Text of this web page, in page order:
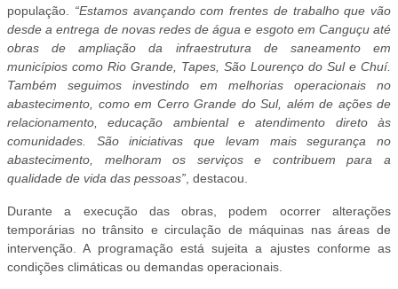
população. “Estamos avançando com frentes de trabalho que vão
desde a entrega de novas redes de água e esgoto em Canguçu até
obras de ampliação da infraestrutura de saneamento em
municípios como Rio Grande, Tapes, São Lourenço do Sul e Chuí.
Também seguimos investindo em melhorias operacionais no
abastecimento, como em Cerro Grande do Sul, além de ações de
relacionamento, educação ambiental e atendimento direto às
comunidades. São iniciativas que levam mais segurança no
abastecimento, melhoram os serviços e contribuem para a
qualidade de vida das pessoas” , destacou.
Durante a execução das obras, podem ocorrer alterações
temporárias no trânsito e circulação de máquinas nas áreas de
intervenção. A programação está sujeita a ajustes conforme as
condições climáticas ou demandas operacionais.